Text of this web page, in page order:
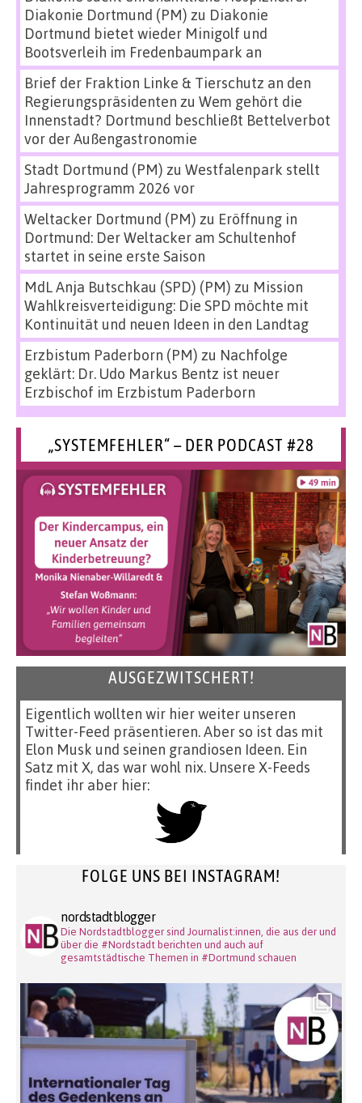
Diakonie Dortmund (PM) zu Diakonie
Dortmund bietet wieder Minigolf und
Bootsverleih im Fredenbaumpark an
Brief der Fraktion Linke & Tierschutz an den
Regierungspräsidenten zu Wem gehört die
Innenstadt? Dortmund beschließt Bettelverbot
vor der Außengastronomie
Stadt Dortmund (PM) zu Westfalenpark stellt
Jahresprogramm 2026 vor
Weltacker Dortmund (PM) zu Eröffnung in
Dortmund: Der Weltacker am Schultenhof
startet in seine erste Saison
MdL Anja Butschkau (SPD) (PM) zu Mission
Wahlkreisverteidigung: Die SPD möchte mit
Kontinuität und neuen Ideen in den Landtag
Erzbistum Paderborn (PM) zu Nachfolge
geklärt: Dr. Udo Markus Bentz ist neuer
Erzbischof im Erzbistum Paderborn
„SYSTEMFEHLER“ – DER PODCAST #28
AUSGEZWITSCHERT!
Eigentlich wollten wir hier weiter unseren
Twitter-Feed präsentieren. Aber so ist das mit
Elon Musk und seinen grandiosen Ideen. Ein
Satz mit X, das war wohl nix. Unsere X-Feeds
findet ihr aber hier:
FOLGE UNS BEI INSTAGRAM!
nordstadtblogger
Die Nordstadtblogger sind Journalist:innen, die aus der und
über die #Nordstadt berichten und auch auf
gesamtstädtische Themen in #Dortmund schauen